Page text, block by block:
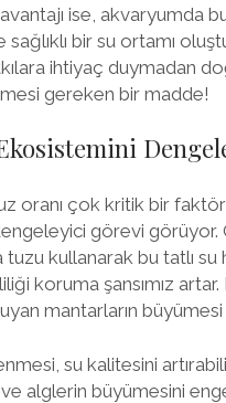
ise, akvaryumda
bir su ortamı
ihtiyaç duymadan
gereken bir madde!
oranı çok kritik bir
görevi görüyor.
tuzu kullanarak bu tatlı
koruma şansımız
mantarların
su kalitesini
alglerin büyümesini